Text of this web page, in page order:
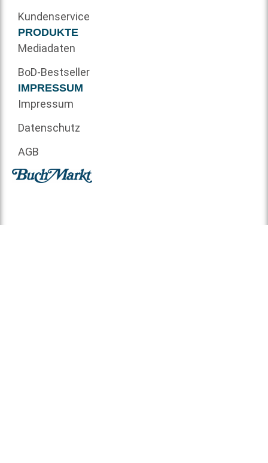
Kundenservice
PRODUKTE
Mediadaten
BoD-Bestseller
IMPRESSUM
Impressum
Datenschutz
AGB